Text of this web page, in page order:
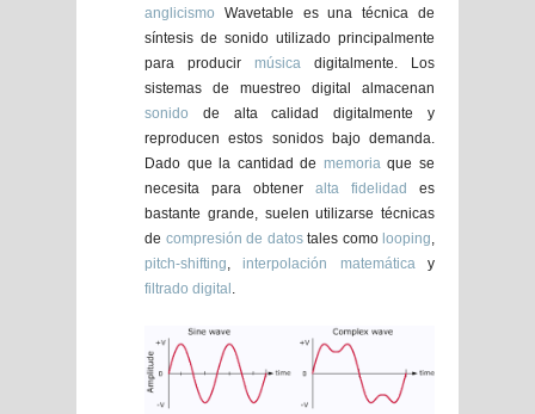
anglicismo Wavetable es una técnica de
síntesis de sonido utilizado principalmente
para producir música digitalmente. Los
sistemas de muestreo digital almacenan
sonido de alta calidad digitalmente y
reproducen estos sonidos bajo demanda.
Dado que la cantidad de memoriaque se
necesita para obtener alta fidelidad
es
bastante grande, suelen utilizarse técnicas
de compresión de datostales como looping,
pitch-shifting,interpolación matemáticay
filtrado digital .